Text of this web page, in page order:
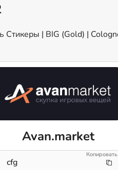
| BIG (Gold) |
Avan.market
cfg